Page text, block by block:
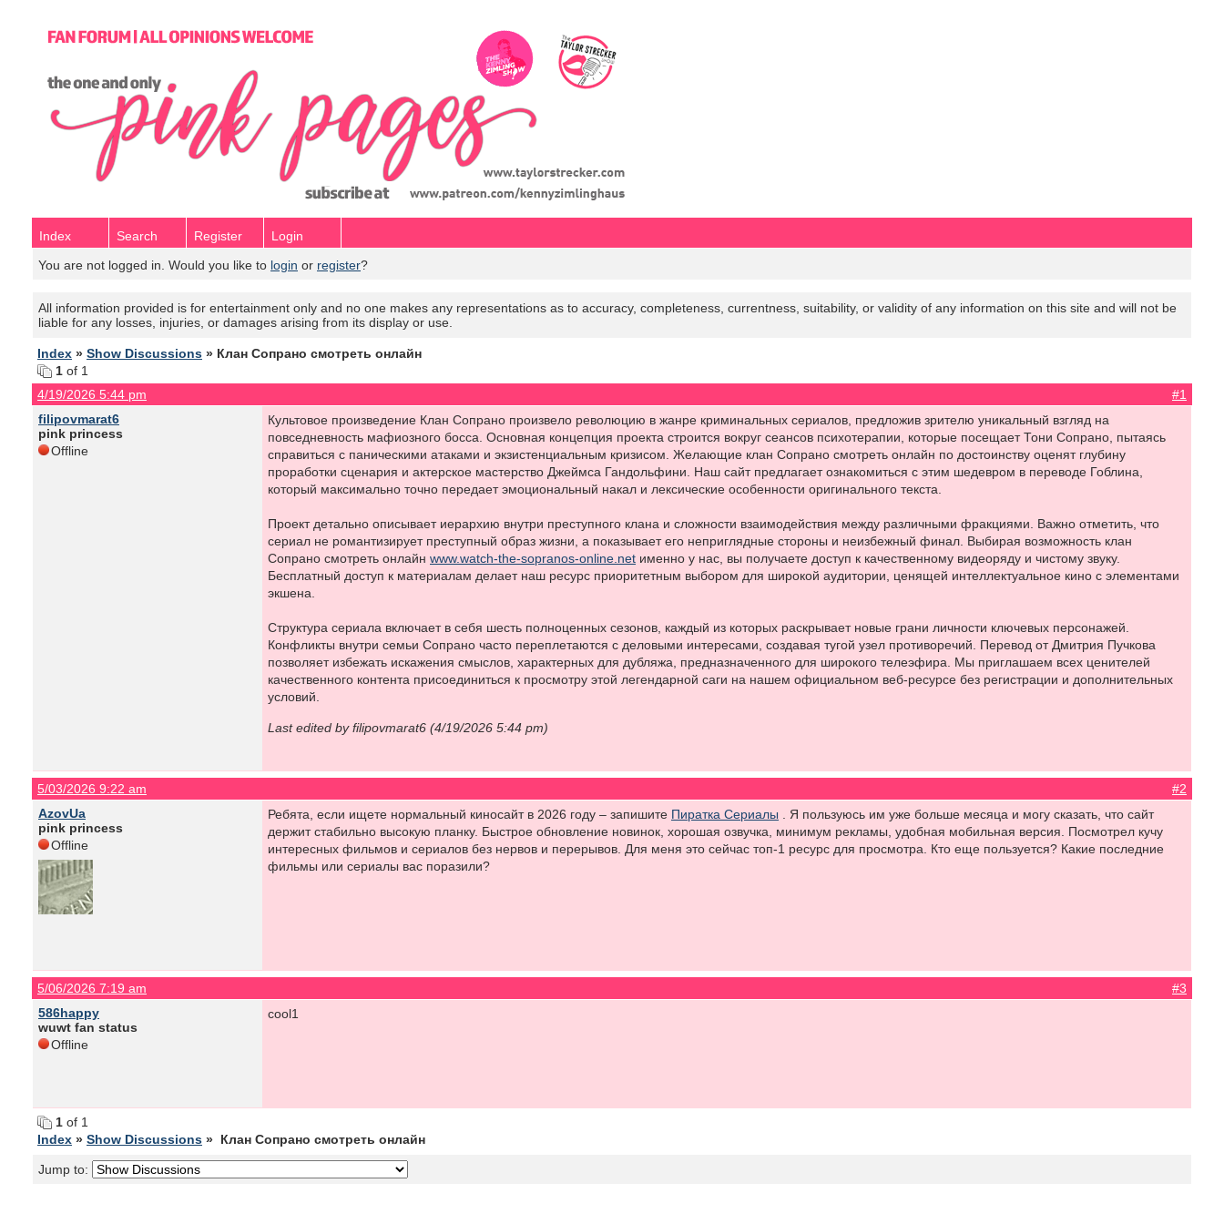
Index Search Register
Login
You are not logged in. Would you like to login or register?
All information provided is for entertainment only and no one makes any representations as to accuracy, completeness, currentness, suitability, or validity of any information on this site and will not be
liable for any losses, injuries, or damages arising from its display or use.
Index » Show Discussions » Клан Сопрано смотреть онлайн
1 of 1
4/19/2026 5:44 pm
#1
filipovmarat6
pink princess
Offline
Культовое произведение Клан Сопрано произвело революцию в жанре криминальных сериалов, предложив зрителю уникальный взгляд на
повседневность мафиозного босса. Основная концепция проекта строится вокруг сеансов психотерапии, которые посещает Тони Сопрано, пытаясь
справиться с паническими атаками и экзистенциальным кризисом. Желающие клан Сопрано смотреть онлайн по достоинству оценят глубину
проработки сценария и актерское мастерство Джеймса Гандольфини. Наш сайт предлагает ознакомиться с этим шедевром в переводе Гоблина,
который максимально точно передает эмоциональный накал и лексические особенности оригинального текста.
Проект детально описывает иерархию внутри преступного клана и сложности взаимодействия между различными фракциями. Важно отметить, что
сериал не романтизирует преступный образ жизни, а показывает его неприглядные стороны и неизбежный финал. Выбирая возможность клан
Сопрано смотреть онлайн www.watch-the-sopranos-online.net именно у нас, вы получаете доступ к качественному видеоряду и чистому звуку.
Бесплатный доступ к материалам делает наш ресурс приоритетным выбором для широкой аудитории, ценящей интеллектуальное кино с элементами
экшена.
Структура сериала включает в себя шесть полноценных сезонов, каждый из которых раскрывает новые грани личности ключевых персонажей.
Конфликты внутри семьи Сопрано часто переплетаются с деловыми интересами, создавая тугой узел противоречий. Перевод от Дмитрия Пучкова
позволяет избежать искажения смыслов, характерных для дубляжа, предназначенного для широкого телеэфира. Мы приглашаем всех ценителей
качественного контента присоединиться к просмотру этой легендарной саги на нашем официальном веб-ресурсе без регистрации и дополнительных
условий.
Last edited by filipovmarat6 (4/19/2026 5:44 pm)
5/03/2026 9:22 am
#2
AzovUa
pink princess
Offline
Ребята, если ищете нормальный киносайт в 2026 году – запишите Пиратка Сериалы
. Я пользуюсь им уже больше месяца и могу сказать, что сайт
держит стабильно высокую планку. Быстрое обновление новинок, хорошая озвучка, минимум рекламы, удобная мобильная версия. Посмотрел кучу
интересных фильмов и сериалов без нервов и перерывов. Для меня это сейчас топ-1 ресурс для просмотра. Кто еще пользуется? Какие последние
фильмы или сериалы вас поразили?
5/06/2026 7:19 am
#3
586happy
wuwt fan status
Offline
cool1
1 of 1
Index » Show Discussions » Клан Сопрано смотреть онлайн
Jump to: